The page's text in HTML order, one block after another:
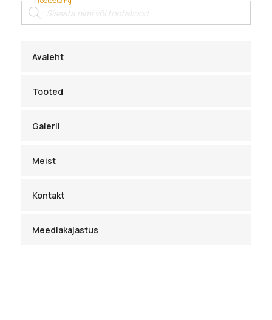
Products
search
Avaleht
Tooted
Galerii
Meist
Kontakt
Meediakajastus